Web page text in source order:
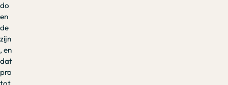
do
en
de
zijn
, en
dat
pro